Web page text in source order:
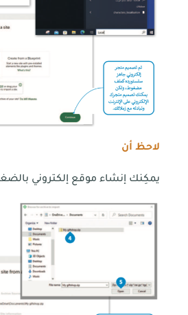
لاحظ أن
يمكِنك إنشاء موقع إلكتروني